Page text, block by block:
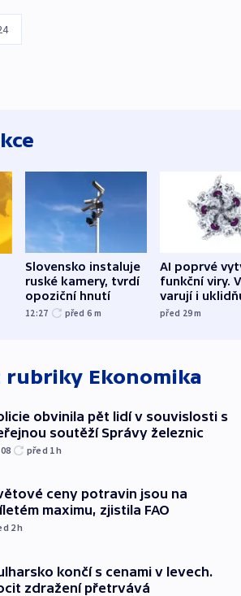
Slovensko instaluje
ruské kamery, tvrdí
opoziční hnutí
12:27 před 6 m
AI poprvé
funkční viry.
varují i
před 29m
rubriky Ekonomika
obvinila pět lidí v souvislosti s
soutěží Správy železnic
před 1h
ceny potravin jsou na
maximu, zjistila FAO
2h
končí s cenami v levech.
zdražení přetrvává